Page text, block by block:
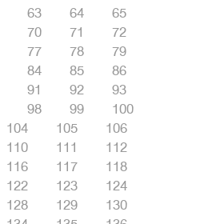
63 64
65
70 71
72
77 78
79
84 85
86
91 92
93
98 99
100
104 105
106
110 111
112
116 117
118
122 123
124
128 129
130